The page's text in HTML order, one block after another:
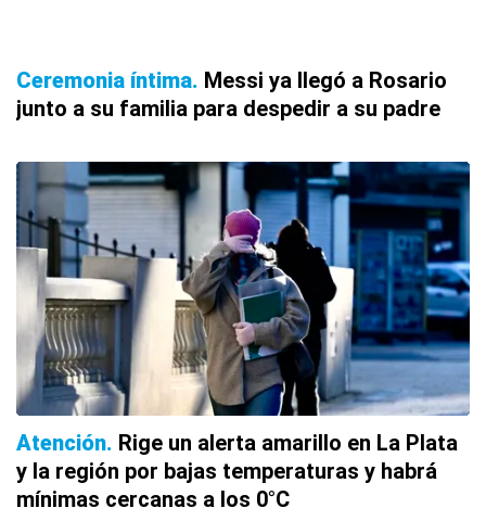
Ceremonia íntima Messi ya llegó a Rosario
junto a su familia para despedir a su padre
Atención Rige un alerta amarillo en La Plata
y la región por bajas temperaturas y habrá
mínimas cercanas a los 0°C